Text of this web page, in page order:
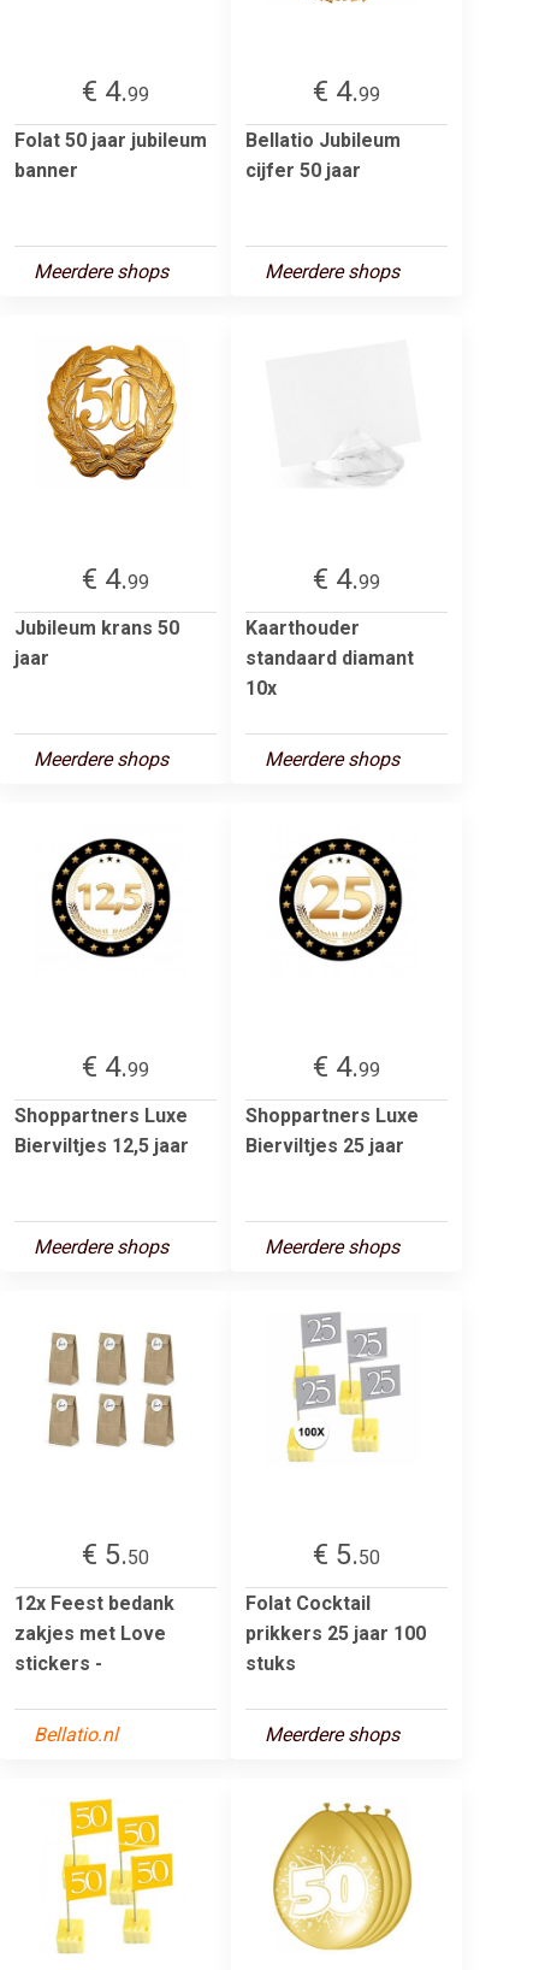
€ 4.99
Folat 50 jaar jubileum
banner
Meerdere shops
€ 4.99
Bellatio Jubileum
cijfer 50 jaar
Meerdere shops
€ 4.99
Jubileum krans 50
jaar
Meerdere shops
€ 4.99
Kaarthouder
standaard diamant
10x
Meerdere shops
€ 4.99
Shoppartners Luxe
Bierviltjes 12,5 jaar
Meerdere shops
€ 4.99
Shoppartners Luxe
Bierviltjes 25 jaar
Meerdere shops
€ 5.50
12x Feest bedank
zakjes met Love
stickers -
Bellatio.nl
€ 5.50
Folat Cocktail
prikkers 25 jaar 100
stuks
Meerdere shops